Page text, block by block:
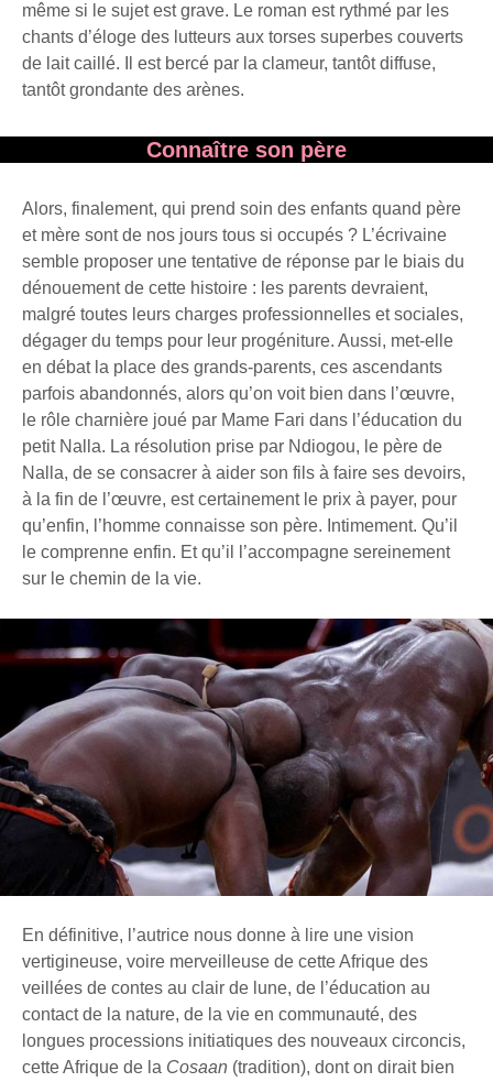
même si le sujet est grave. Le roman est rythmé par les
chants d’éloge des lutteurs aux torses superbes couverts
de lait caillé. Il est bercé par la clameur, tantôt diffuse,
tantôt grondante des arènes.
Connaître son père
Alors, finalement, qui prend soin des enfants quand père
et mère sont de nos jours tous si occupés ? L’écrivaine
semble proposer une tentative de réponse par le biais du
dénouement de cette histoire : les parents devraient,
malgré toutes leurs charges professionnelles et sociales,
dégager du temps pour leur progéniture. Aussi, met-elle
en débat la place des grands-parents, ces ascendants
parfois abandonnés, alors qu’on voit bien dans l’œuvre,
le rôle charnière joué par Mame Fari dans l’éducation du
petit Nalla. La résolution prise par Ndiogou, le père de
Nalla, de se consacrer à aider son fils à faire ses devoirs,
à la fin de l’œuvre, est certainement le prix à payer, pour
qu’enfin, l’homme connaisse son père. Intimement. Qu’il
le comprenne enfin. Et qu’il l’accompagne sereinement
sur le chemin de la vie.
En définitive, l’autrice nous donne à lire une vision
vertigineuse, voire merveilleuse de cette Afrique des
veillées de contes au clair de lune, de l’éducation au
contact de la nature, de la vie en communauté, des
longues processions initiatiques des nouveaux circoncis,
cette Afrique de la Cosaan (tradition), dont on dirait bien